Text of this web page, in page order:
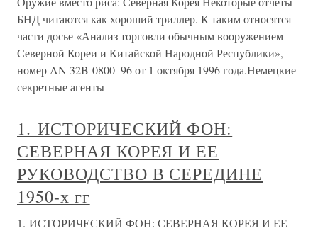
БНД читаются как хороший триллер. К таким относятся
части досье «Анализ торговли обычным вооружением
Северной Кореи и Китайской Народной Республики»,
номер AN 32B-0800–96 от 1 октября 1996 года.Немецкие
секретные агенты
1. ИСТОРИЧЕСКИЙ ФОН:
СЕВЕРНАЯ КОРЕЯ И ЕЕ
РУКОВОДСТВО В СЕРЕДИНЕ
1950-х гг
1. ИСТОРИЧЕСКИЙ ФОН: СЕВЕРНАЯ КОРЕЯ И ЕЕ